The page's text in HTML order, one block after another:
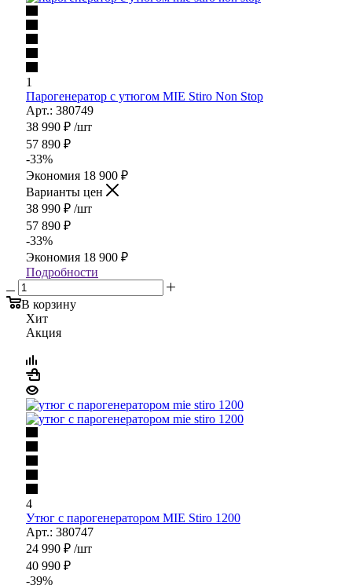
1
Парогенератор с утюгом MIE Stiro Non Stop
Арт.: 380749
38 990 ₽ /шт
57 890 ₽
-33%
Экономия 18 900 ₽
Варианты цен
38 990 ₽ /шт
57 890 ₽
-33%
Экономия 18 900 ₽
Подробности
В корзину
Хит
Акция
4
Утюг с парогенератором MIE Stiro 1200
Арт.: 380747
24 990 ₽ /шт
40 990 ₽
-39%